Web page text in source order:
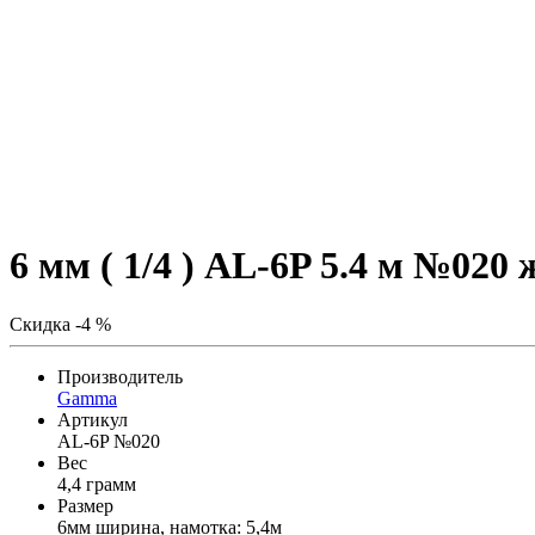
6 мм ( 1/4 ) AL-6P 5.4 м №020
Скидка -4 %
Производитель
Gamma
Артикул
AL-6P №020
Вес
4,4 грамм
Размер
6мм ширина, намотка: 5,4м